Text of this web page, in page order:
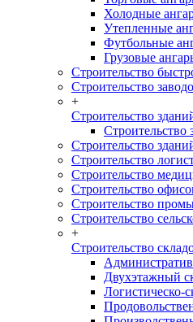
Холодные
Утепленные
Футбольные
Грузовые
Строительство
Строительство
+
Строительство
Строительство
Строительство
Строительство
Строительство
Строительство
Строительство
+
Строительство
Двухэтажный
Логистическо-